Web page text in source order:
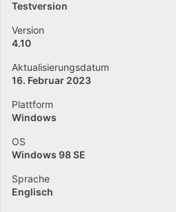
Testversion
Version
4.10
Aktualisierungsdatum
16. Februar 2023
Plattform
Windows
OS
Windows 98 SE
Sprache
Englisch